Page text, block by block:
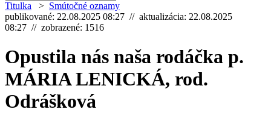
Titulka > Smútočné oznamy
publikované: 22.08.2025 08:27 // aktualizácia: 22.08.2025
08:27 // zobrazené: 1516
Opustila nás naša rodáčka p.
MÁRIA LENICKÁ, rod.
Odrášková